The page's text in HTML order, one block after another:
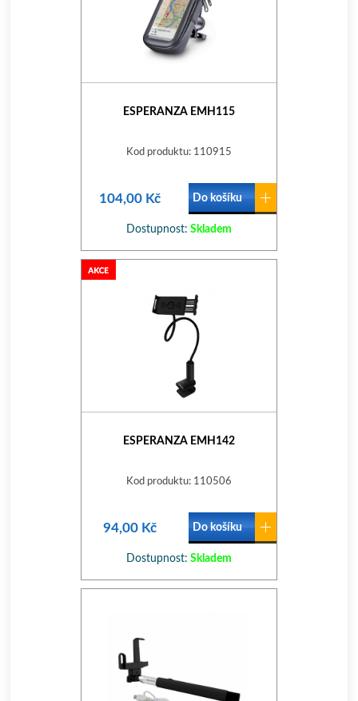
ESPERANZA EMH115
Kod produktu: 110915
104,00 Kč Do košíku
Dostupnost: Skladem
ESPERANZA EMH142
Kod produktu: 110506
94,00 Kč Do košíku
Dostupnost: Skladem